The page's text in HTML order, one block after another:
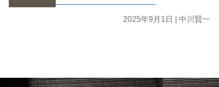
2025年9月1日 | 中川賢一